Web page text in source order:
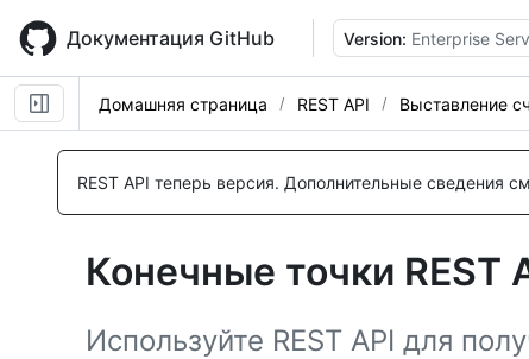
main
content
Документация GitHub Version: Enterprise
Домашняя страница REST API Выставление
REST API теперь версия. Дополнительные сведения
Конечные точки REST
Используйте REST API для
Имя., Тип,
Description
Имя., Тип,
Description
Имя., Тип,
Description